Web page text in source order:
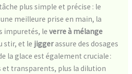
plus simple et précise : le
meilleure prise en main, la
impuretés, le verre à mélange
stir, et le jiggerassure des dosages
la glace est également cruciale :
et transparents, plus la dilution